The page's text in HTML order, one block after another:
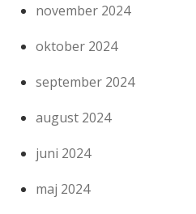
november 2024
oktober 2024
september 2024
august 2024
juni 2024
maj 2024